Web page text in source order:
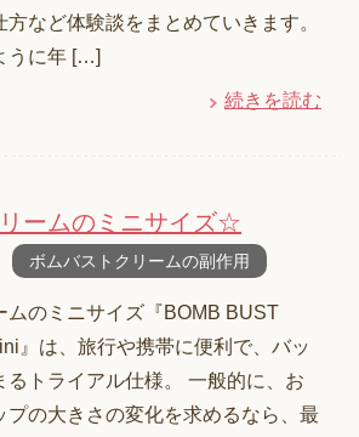
など体験談をまとめていきます。
うに年 […]
続きを読む
ームのミニサイズ☆
ボムバストクリームの副作用
ムのミニサイズ『BOMB BUST
』は、旅行や携帯に便利で、バッ
るトライアル仕様。 一般的に、お
プの大きさの変化を求めるなら、最